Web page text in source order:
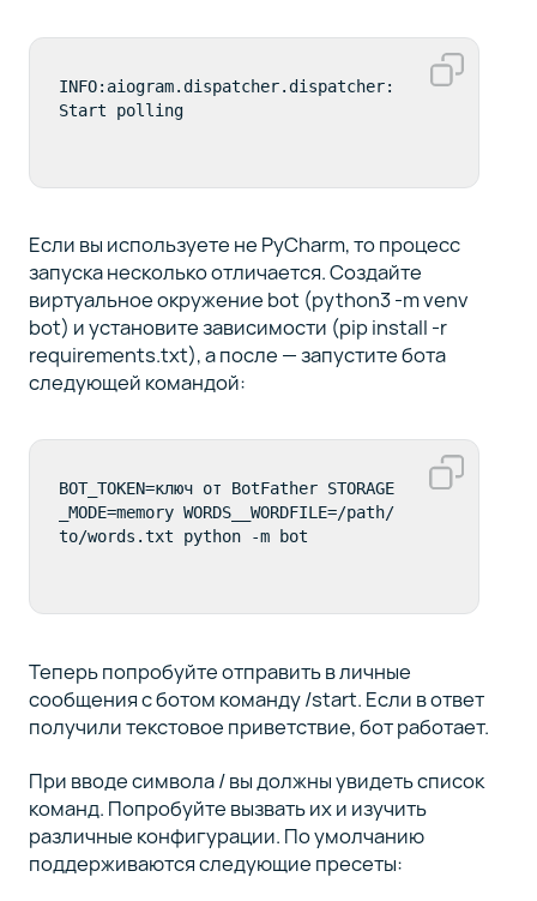
INFO:aiogram.dispatcher.dispatcher:
Start polling
Если вы используете не PyCharm, то процесс
запуска несколько отличается. Создайте
виртуальное окружение bot (python3 -m venv
bot) и установите зависимости (pip install -r
requirements.txt), а после — запустите бота
следующей командой:
BOT_TOKEN=ключ от BotFather STORAGE
_MODE=memory WORDS__WORDFILE=/path/
to/words.txt python -m bot
Теперь попробуйте отправить в личные
сообщения с ботом команду /start. Если в ответ
получили текстовое приветствие, бот работает.
При вводе символа / вы должны увидеть список
команд. Попробуйте вызвать их и изучить
различные конфигурации. По умолчанию
поддерживаются следующие пресеты: